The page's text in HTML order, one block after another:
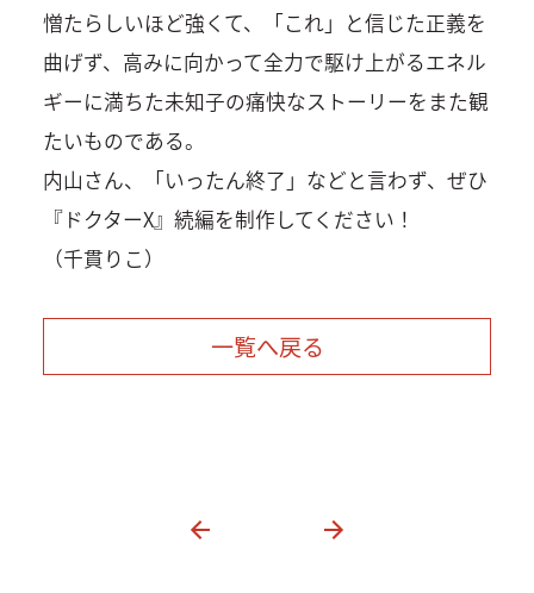
憎たらしいほど強くて、「これ」と信じた正義を
曲げず、高みに向かって全力で駆け上がるエネル
ギーに満ちた未知子の痛快なストーリーをまた観
たいものである。
内山さん、「いったん終了」などと言わず、ぜひ
『ドクターX』続編を制作してください！
（千貫りこ）
一覧へ戻る